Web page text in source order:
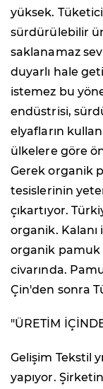
yüksek.
sürdürülebilir
saklanamaz
duyarlı hale
istemez bu
endüstrisi,
elyafların
ülkelere göre
Gerek organik
tesislerinin
çıkartıyor.
organik.
organik pamuk
civarında.
Çin'den sonra
"ÜRETİM
Gelişim Tekstil
yapıyor.